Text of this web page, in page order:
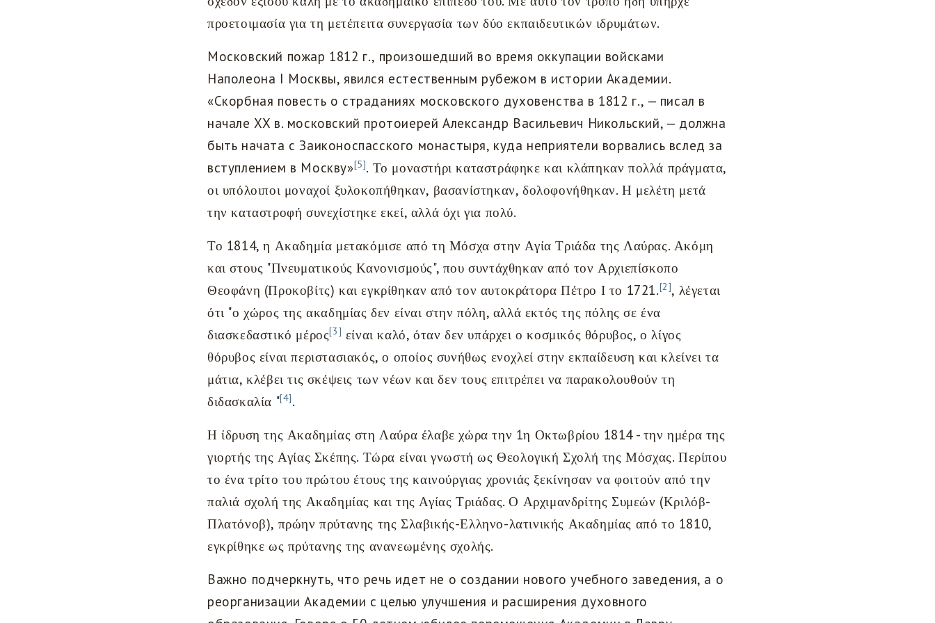
προετοιμασία για τη μετέπειτα συνεργασία των δύο εκπαιδευτικών ιδρυμάτων.
Московский пожар 1812 г., произошедший во время оккупации войсками
Наполеона I Москвы, явился естественным рубежом в истории Академии.
«Скорбная повесть о страданиях московского духовенства в 1812 г., — писал в
начале XX в. московский протоиерей Александр Васильевич Никольский, — должна
быть начата с Заиконоспасского монастыря, куда неприятели ворвались вслед за
вступлением в Москву»[5]. Το μοναστήρι καταστράφηκε και κλάπηκαν πολλά πράγματα,
οι υπόλοιποι μοναχοί ξυλοκοπήθηκαν, βασανίστηκαν, δολοφονήθηκαν. Η μελέτη μετά
την καταστροφή συνεχίστηκε εκεί, αλλά όχι για πολύ.
Το 1814, η Ακαδημία μετακόμισε από τη Μόσχα στην Αγία Τριάδα της Λαύρας. Ακόμη
και στους "Πνευματικούς Κανονισμούς", που συντάχθηκαν από τον Αρχιεπίσκοπο
Θεοφάνη (Προκοβίτς) και εγκρίθηκαν από τον αυτοκράτορα Πέτρο Ι το 1721.[2], λέγεται
ότι "ο χώρος της ακαδημίας δεν είναι στην πόλη, αλλά εκτός της πόλης σε ένα
διασκεδαστικό μέρος[3] είναι καλό, όταν δεν υπάρχει ο κοσμικός θόρυβος, ο λίγος
θόρυβος είναι περιστασιακός, ο οποίος συνήθως ενοχλεί στην εκπαίδευση και κλείνει τα
μάτια, κλέβει τις σκέψεις των νέων και δεν τους επιτρέπει να παρακολουθούν τη
διδασκαλία "[4].
Η ίδρυση της Ακαδημίας στη Λαύρα έλαβε χώρα την 1η Οκτωβρίου 1814 - την ημέρα της
γιορτής της Αγίας Σκέπης. Τώρα είναι γνωστή ως Θεολογική Σχολή της Μόσχας. Περίπου
το ένα τρίτο του πρώτου έτους της καινούργιας χρονιάς ξεκίνησαν να φοιτούν από την
παλιά σχολή της Ακαδημίας και της Αγίας Τριάδας. Ο Αρχιμανδρίτης Συμεών (Κριλόβ-
Πλατόνοβ), πρώην πρύτανης της Σλαβικής-Ελληνο-λατινικής Ακαδημίας από το 1810,
εγκρίθηκε ως πρύτανης της ανανεωμένης σχολής.
Важно подчеркнуть, что речь идет не о создании нового учебного заведения, а о
реорганизации Академии с целью улучшения и расширения духовного